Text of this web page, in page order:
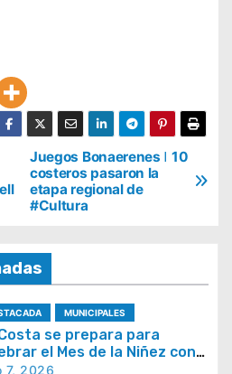
Juegos Bonaerenes ǀ 10
costeros pasaron la
etapa regional de
#Cultura
MUNICIPALES
se prepara para
el Mes de la Niñez con
y espectáculos
7, 2026